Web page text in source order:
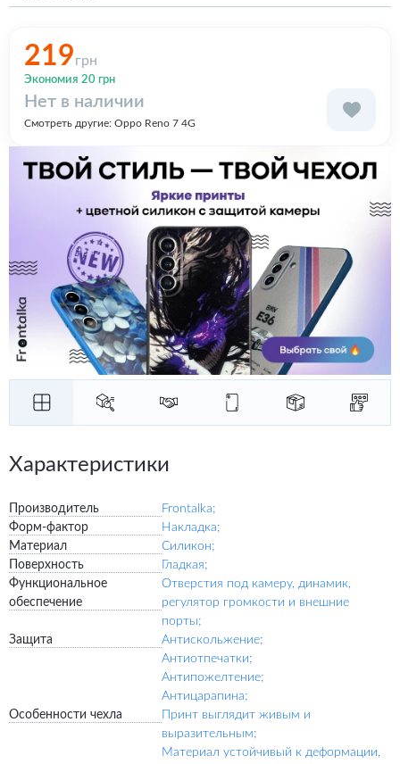
Силиконовый с бортами
219грн
Экономия 20 грн
Нет в наличии
Смотреть другие: Oppo Reno 7 4G
Характеристики
Производитель
Frontalka;
Форм-фактор
Накладка;
Материал
Силикон;
Поверхность
Гладкая;
Функциональное
обеспечение
Отверстия под камеру, динамик,
регулятор громкости и внешние
порты;
Защита
Антискольжение;
Антиотпечатки;
Антипожелтение;
Антицарапина;
Особенности чехла
Принт выглядит живым и
выразительным;
Материал устойчивый к деформации,